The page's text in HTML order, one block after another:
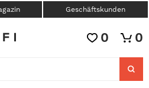
Geschäftskunden
0 0